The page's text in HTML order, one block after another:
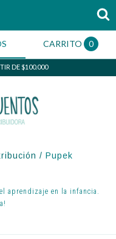
CARRITO 0
DE $100.000
/ Pupek
aprendizaje en la infancia.